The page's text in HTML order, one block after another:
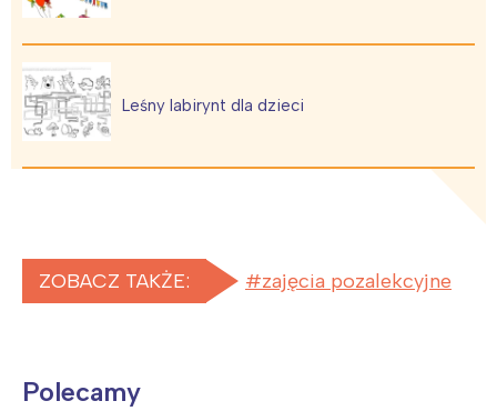
Leśny labirynt dla dzieci
ZOBACZ TAKŻE: zajęcia pozalekcyjne
Polecamy